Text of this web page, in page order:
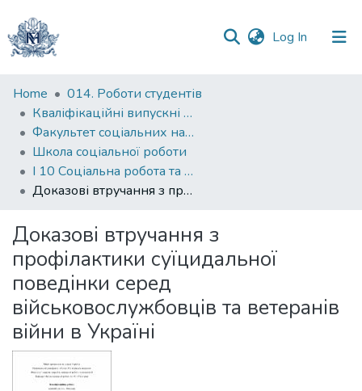
Log In (current)
Statistics
Home
014. Роботи студентів
Кваліфікаційні випускні роботи здобувачів вищої освіти бакалаврських програм
Факультет соціальних наук і соціальних технологій
Школа соціальної роботи
І 10 Соціальна робота та консультування
Доказові втручання з профілактики суїцидальної поведінки серед військовослужбовців та ветеранів війни в Україні
Доказові втручання з
профілактики суїцидальної
поведінки серед
військовослужбовців та ветеранів
війни в Україні